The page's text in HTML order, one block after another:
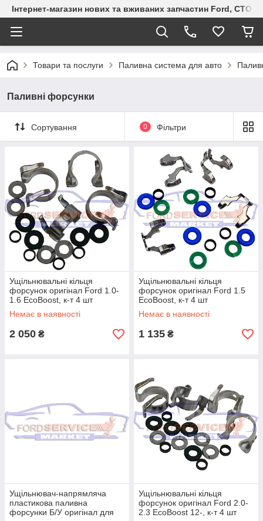
Інтернет-магазин нових та вживаних запчастин Ford, СТО
Товари та послуги Паливна система для авто
Паливні форсунки
Сортування 0 Фільтри
Ущільнювальні кільця
форсунок оригінал Ford 1.0-
1.6 EcoBoost, к-т 4 шт
Немає в наявності
2 050 ₴
Ущільнювальні кільця
форсунок оригінал Ford 1.5
EcoBoost, к-т 4 шт
Немає в наявності
1 135 ₴
Ущільнювач-напрямляча
пластикова паливна
форсунки Б/У оригінал для
Ущільнювальні кільця
форсунок оригінал Ford 2.0-
2.3 EcoBoost 12-, к-т 4 шт